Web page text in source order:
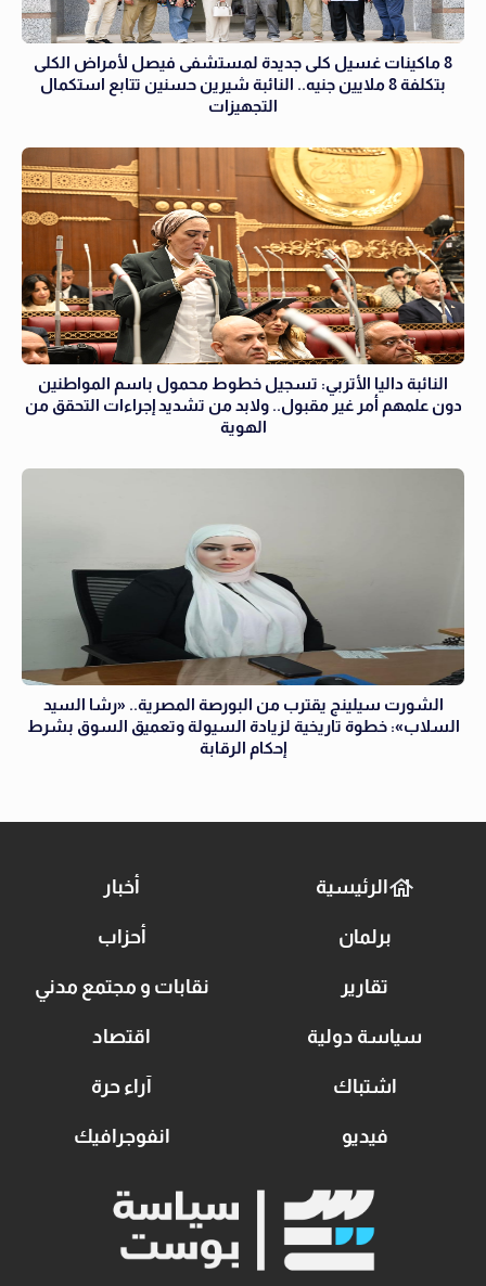
8 ماكينات غسيل كلى جديدة لمستشفى فيصل لأمراض الكلى
بتكلفة 8 ملايين جنيه.. النائبة شيرين حسنين تتابع استكمال
التجهيزات
النائبة داليا الأتربي: تسجيل خطوط محمول باسم المواطنين
دون علمهم أمر غير مقبول.. ولابد من تشديد إجراءات التحقق من
الهوية
الشورت سيلينج يقترب من البورصة المصرية.. «رشا السيد
السلاب»: خطوة تاريخية لزيادة السيولة وتعميق السوق بشرط
إحكام الرقابة
الرئيسية أخبار
برلمان أحزاب
تقارير نقابات و مجتمع مدني
سياسة دولية اقتصاد
اشتباك آراء حرة
فيديو انفوجرافيك